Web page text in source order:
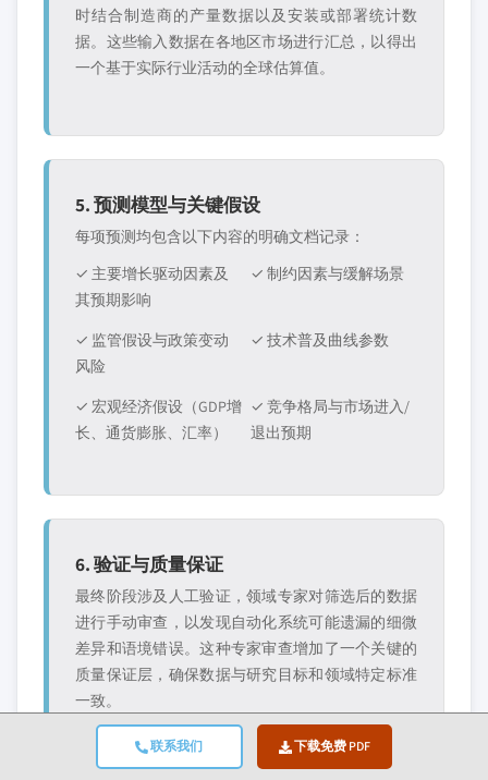
联系我们 下载免费 PDF
时结合制造商的产量数据以及安装或部署统计数
据。这些输入数据在各地区市场进行汇总，以得出
一个基于实际行业活动的全球估算值。
5. 预测模型与关键假设
每项预测均包含以下内容的明确文档记录：
✓ 主要增长驱动因素及
其预期影响
✓ 制约因素与缓解场景
✓ 监管假设与政策变动
风险
✓ 技术普及曲线参数
✓ 宏观经济假设（GDP增
长、通货膨胀、汇率）
✓ 竞争格局与市场进入/
退出预期
6. 验证与质量保证
最终阶段涉及人工验证，领域专家对筛选后的数据
进行手动审查，以发现自动化系统可能遗漏的细微
差异和语境错误。这种专家审查增加了一个关键的
质量保证层，确保数据与研究目标和领域特定标准
一致。
我们的三层验证流程确保数据可靠性最大化：
✓ 统计验证
✓ 专家验证 ✓ 市场实实检验